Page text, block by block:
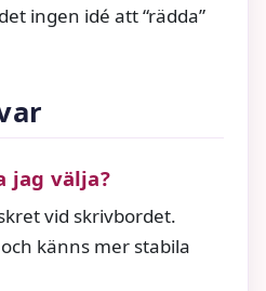
ingen idé att “rädda”
jag välja?
vid skrivbordet.
känns mer stabila